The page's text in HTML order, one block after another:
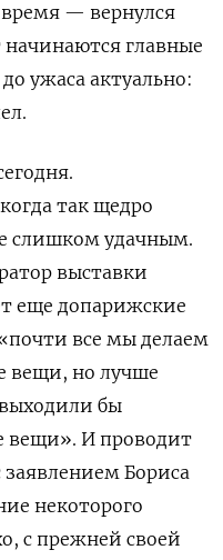
время — вернулся
начинаются главные
ужаса актуально:
так щедро
слишком удачным.
выставки
еще допарижские
все мы делаем
вещи, но лучше
бы
вещи». И проводит
Бориса
некоторого
с прежней своей